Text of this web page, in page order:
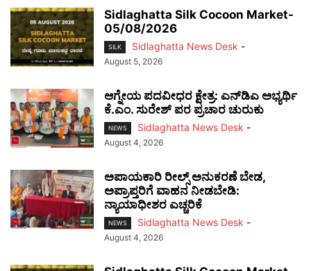
Sidlaghatta Silk Cocoon Market-
05/08/2026
SILK Sidlaghatta News Desk -
August 5, 2026
ಆಗ್ನೇಯ ಪದವೀಧರ ಕ್ಷೇತ್ರ: ಎನ್‌ಡಿಎ ಅಭ್ಯರ್ಥಿ
ಕೆ.ಎಂ. ಸುರೇಶ್ ಪರ ಪ್ರಚಾರ ಚುರುಕು
NEWS Sidlaghatta News Desk -
August 4, 2026
ಅಪಾಯಕಾರಿ ರೀಲ್ಸ್ ಅನುಕರಣೆ ಬೇಡ,
ಅಪ್ರಾಪ್ತರಿಗೆ ವಾಹನ ನೀಡಬೇಡಿ:
ನ್ಯಾಯಾಧೀಶರ ಎಚ್ಚರಿಕೆ
NEWS Sidlaghatta News Desk -
August 4, 2026